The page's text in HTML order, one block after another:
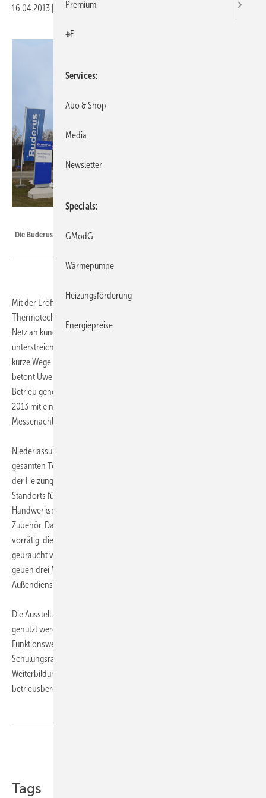
16.04.2013 Druckvorschau
Die Buderus-Niederlassung in Lüneburg.
Mit der Eröffnung der 52. Niederlassung in Lüneburg hat die Bosch-
Thermotechnik-Marke
Netz an kundennahen Standorten weiter ausgebaut. „Wir
unterstreichen damit den Anspruch, unseren Handwerkspartnern
kurze Wege und umfassende Dienstleistungen in ihrer Nähe zu bieten“,
betont Uwe Ladwig, Vertriebsleiter Buderus Deutschland. Offiziell in
Betrieb genommen wurde die Niederlassung Lüneburg Anfang April
2013 mit einem Tag der offenen Tür – verbunden mit einer
Messenachlese zur ISH.
Niederlassungsleiter Karsten Groh freute sich zusammen mit dem
gesamten Team der Niederlassung Lüneburg über das große Interesse
der Heizungsfachfirmen. Er unterstrich die Bedeutung des neuen
Standorts für die umfassende und zeitnahe Versorgung der
Handwerkspartner in der Region mit Buderus-Produkten und -
Zubehör. Das neue Abhollager hält eine große Zahl von Teilen
vorrätig, die von Heizungsfachbetrieben im täglichen Geschäft
gebraucht werden. Antworten auf Fragen rund um die Heiztechnik
geben drei Mitarbeiter im Innendienst sowie zwei
Außendienstmitarbeiter.
Die Ausstellungsräume können von den Handwerkspartnern auch
genutzt werden, um ihren Kunden die Wärmeerzeuger und ihre
Funktionsweise zu verdeutlichen. Ein komplett eingerichteter
Schulungsraum ist ebenfalls vorhanden. Hier bietet Buderus
Weiterbildungsmöglichkeiten in der Theorie sowie an
betriebsbereiten Anlagen an. ■
Tags
Premium
+E
Services
Abo & Shop
Media
Newsletter
Specials
GModG
Wärmepumpe
Heizungsförderung
Energiepreise